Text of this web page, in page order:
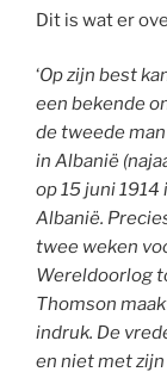
Dit is wat er
‘Op zijn best
een bekende
de tweede
in Albanië
op 15 juni
Albanië.
twee weken
Wereldoorlog
Thomson
indruk. De
en niet met